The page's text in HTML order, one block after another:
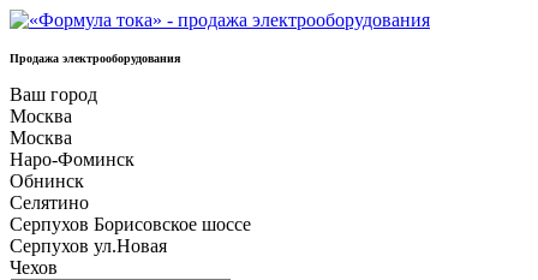
Продажа электрооборудования
Ваш город
Москва
Москва
Наро-Фоминск
Обнинск
Селятино
Серпухов Борисовское шоссе
Серпухов ул.Новая
Чехов